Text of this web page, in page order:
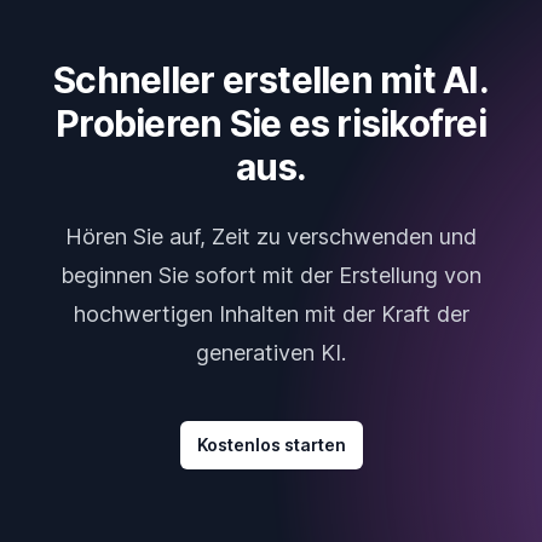
Schneller erstellen mit AI.
Probieren Sie es risikofrei
aus.
Hören Sie auf, Zeit zu verschwenden und
beginnen Sie sofort mit der Erstellung von
hochwertigen Inhalten mit der Kraft der
generativen KI.
Kostenlos starten